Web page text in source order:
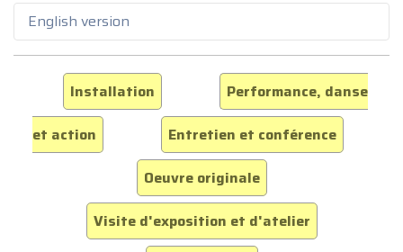
English version
Installation
Performance, danse
et action
Entretien et conférence
Oeuvre originale
Visite d'exposition et d'atelier